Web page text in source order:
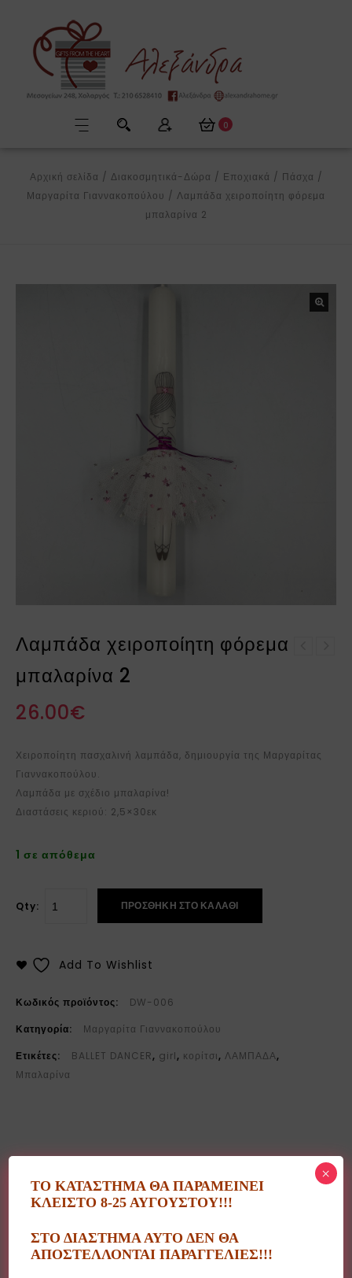
0
Αρχική σελίδα / Διακοσμητικά-Δώρα / Εποχιακά / Πάσχα /
Μαργαρίτα Γιαννακοπούλου / Λαμπάδα χειροποίητη φόρεμα
μπαλαρίνα 2
Λαμπάδα χειροποίητη φόρεμα
μπαλαρίνα 2
26.00€
Χειροποίητη πασχαλινή λαμπάδα, δημιουργία της Μαργαρίτας
Γιαννακοπούλου.
Λαμπάδα με σχέδιο μπαλαρίνα!
Διαστάσεις κεριού: 2,5×30εκ
1 σε απόθεμα
Qty: ΠΡΟΣΘΉΚΗ ΣΤΟ ΚΑΛΆΘΙ
Add To Wishlist
Κωδικός προϊόντος:
DW-006
Κατηγορία:
Μαργαρίτα Γιαννακοπούλου
Ετικέτες:
BALLET DANCER, girl, κορίτσι, ΛΑΜΠΑΔΑ,
Μπαλαρίνα
Περιγραφή
Η Μαργαρίτα Γιαννακοπούλου δημιουργεί κεριά,
λαμπάδες αλλά και διάφορα διακοσμητικά με τη δική
ΤΟ ΚΑΤΑΣΤΗΜΑ ΘΑ ΠΑΡΑΜΕΙΝΕΙ
ΚΛΕΙΣΤΟ 8-25 ΑΥΓΟΥΣΤΟΥ!!!
ΣΤΟ ΔΙΑΣΤΗΜΑ ΑΥΤΟ ΔΕΝ ΘΑ
ΑΠΟΣΤΕΛΛΟΝΤΑΙ ΠΑΡΑΓΓΕΛΙΕΣ!!!
×